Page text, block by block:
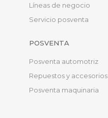
Líneas de negocio
Servicio posventa
POSVENTA
Posventa automotriz
Repuestos y accesorios
Posventa maquinaria